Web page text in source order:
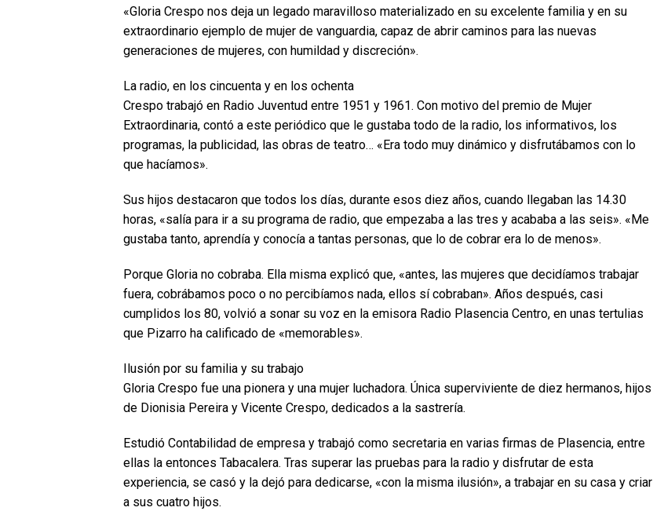
«Gloria Crespo nos deja un legado maravilloso materializado en su excelente familia y en su
extraordinario ejemplo de mujer de vanguardia, capaz de abrir caminos para las nuevas
generaciones de mujeres, con humildad y discreción».
La radio, en los cincuenta y en los ochenta
Crespo trabajó en Radio Juventud entre 1951 y 1961. Con motivo del premio de Mujer
Extraordinaria, contó a este periódico que le gustaba todo de la radio, los informativos, los
programas, la publicidad, las obras de teatro… «Era todo muy dinámico y disfrutábamos con lo
que hacíamos».
Sus hijos destacaron que todos los días, durante esos diez años, cuando llegaban las 14.30
horas, «salía para ir a su programa de radio, que empezaba a las tres y acababa a las seis». «Me
gustaba tanto, aprendía y conocía a tantas personas, que lo de cobrar era lo de menos».
Porque Gloria no cobraba. Ella misma explicó que, «antes, las mujeres que decidíamos trabajar
fuera, cobrábamos poco o no percibíamos nada, ellos sí cobraban». Años después, casi
cumplidos los 80, volvió a sonar su voz en la emisora Radio Plasencia Centro, en unas tertulias
que Pizarro ha calificado de «memorables».
Ilusión por su familia y su trabajo
Gloria Crespo fue una pionera y una mujer luchadora. Única superviviente de diez hermanos, hijos
de Dionisia Pereira y Vicente Crespo, dedicados a la sastrería.
Estudió Contabilidad de empresa y trabajó como secretaria en varias firmas de Plasencia, entre
ellas la entonces Tabacalera. Tras superar las pruebas para la radio y disfrutar de esta
experiencia, se casó y la dejó para dedicarse, «con la misma ilusión», a trabajar en su casa y criar
a sus cuatro hijos.